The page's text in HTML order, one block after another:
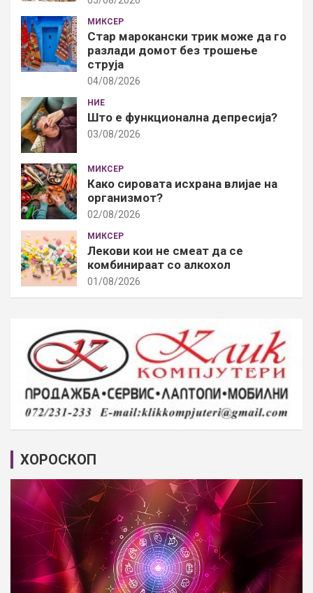
МИКСЕР
Стар марокански трик може да го
разлади домот без трошење
струја
04/08/2026
НИЕ
Што е функционална депресија?
03/08/2026
МИКСЕР
Како сировата исхрана влијае на
организмот?
02/08/2026
МИКСЕР
Лекови кои не смеат да се
комбинираат со алкохол
01/08/2026
ХОРОСКОП